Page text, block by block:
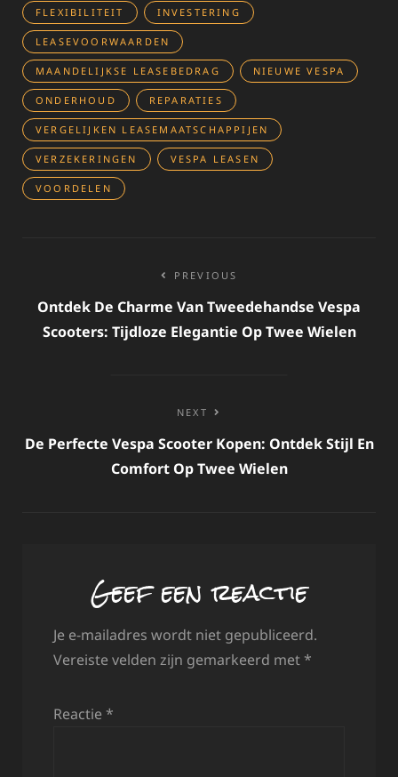
FLEXIBILITEIT INVESTERING
LEASEVOORWAARDEN
MAANDELIJKSE LEASEBEDRAG NIEUWE VESPA
ONDERHOUD REPARATIES
VERGELIJKEN LEASEMAATSCHAPPIJEN
VERZEKERINGEN VESPA LEASEN
VOORDELEN
navigatie
PREVIOUS
Ontdek De Charme Van Tweedehandse Vespa
Scooters: Tijdloze Elegantie Op Twee Wielen
NEXT
De Perfecte Vespa Scooter Kopen: Ontdek Stijl En
Comfort Op Twee Wielen
Geef een reactie
Je e-mailadres wordt niet gepubliceerd.
Vereiste velden zijn gemarkeerd met *
Reactie *